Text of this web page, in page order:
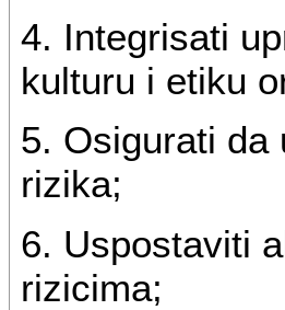
4. Integrisati
kulturu i etiku
5. Osigurati da
rizika;
6. Uspostaviti
rizicima;